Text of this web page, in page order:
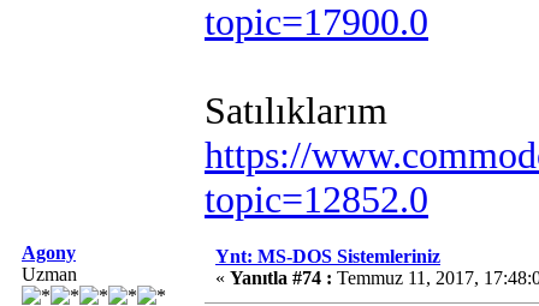
topic=17900.0
Satılıklarım
https://
topic=12852.0
Agony
Uzman
Ynt: MS-DOS Sistemleriniz
« Yanıtla #74 : Temmuz 11, 2017,